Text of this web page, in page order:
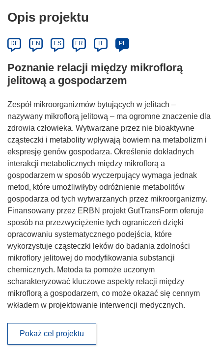
Opis projektu
DE EN ES FR IT PL
Poznanie relacji między mikroflorą
jelitową a gospodarzem
Zespół mikroorganizmów bytujących w jelitach –
nazywany mikroflorą jelitową – ma ogromne znaczenie dla
zdrowia człowieka. Wytwarzane przez nie bioaktywne
cząsteczki i metabolity wpływają bowiem na metabolizm i
ekspresję genów gospodarza. Określenie dokładnych
interakcji metabolicznych między mikroflorą a
gospodarzem w sposób wyczerpujący wymaga jednak
metod, które umożliwiłyby odróżnienie metabolitów
gospodarza od tych wytwarzanych przez mikroorganizmy.
Finansowany przez ERBN projekt GutTransForm oferuje
sposób na przezwyciężenie tych ograniczeń dzięki
opracowaniu systematycznego podejścia, które
wykorzystuje cząsteczki leków do badania zdolności
mikroflory jelitowej do modyfikowania substancji
chemicznych. Metoda ta pomoże uczonym
scharakteryzować kluczowe aspekty relacji między
mikroflorą a gospodarzem, co może okazać się cennym
wkładem w projektowanie interwencji medycznych.
Pokaż cel projektu